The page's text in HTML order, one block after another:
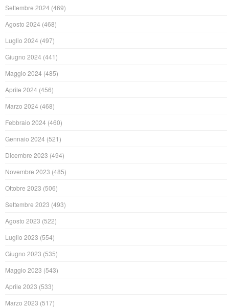
Settembre 2024 (469)
Agosto 2024 (468)
Luglio 2024 (497)
Giugno 2024 (441)
Maggio 2024 (485)
Aprile 2024 (456)
Marzo 2024 (468)
Febbraio 2024 (460)
Gennaio 2024 (521)
Dicembre 2023 (494)
Novembre 2023 (485)
Ottobre 2023 (506)
Settembre 2023 (493)
Agosto 2023 (522)
Luglio 2023 (554)
Giugno 2023 (535)
Maggio 2023 (543)
Aprile 2023 (533)
Marzo 2023 (517)